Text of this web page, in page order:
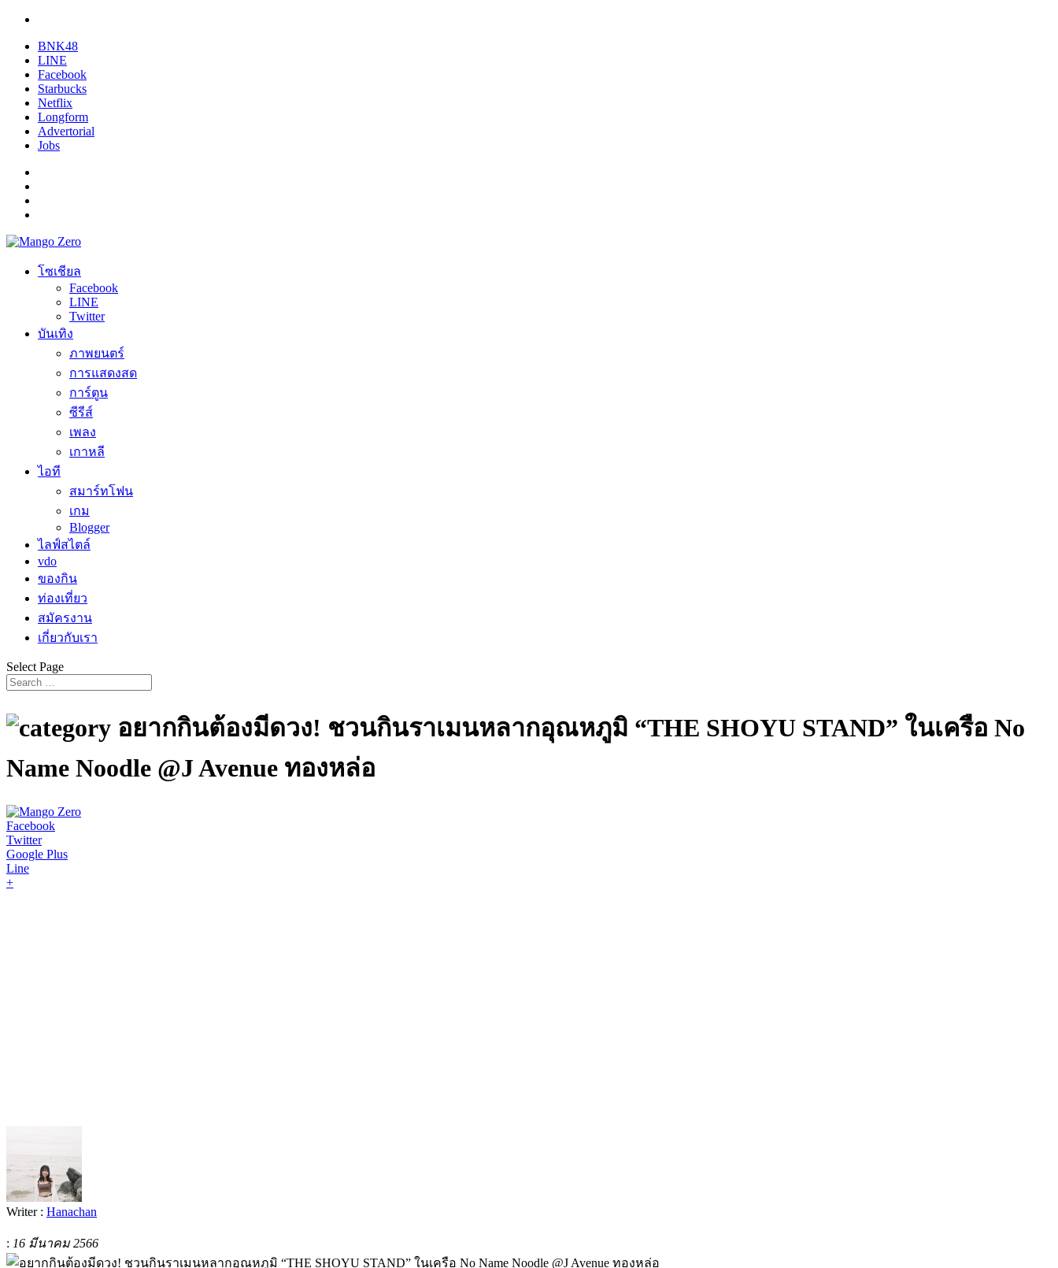
BNK48
LINE
Facebook
Starbucks
Netflix
Longform
Advertorial
Jobs
โซเชียล
Facebook
LINE
Twitter
บันเทิง
ภาพยนตร์
การแสดงสด
การ์ตูน
ซีรีส์
เพลง
เกาหลี
ไอที
สมาร์ทโฟน
เกม
Blogger
ไลฟ์สไตล์
vdo
ของกิน
ท่องเที่ยว
สมัครงาน
เกี่ยวกับเรา
Select Page
อยากกินต้องมีดวง! ชวนกินราเมนหลากอุณหภูมิ “THE SHOYU STAND” ในเครือ No
Name Noodle @J Avenue ทองหล่อ
Facebook
Twitter
Google Plus
Line
+
Writer : Hanachan
: 16 มีนาคม 2566